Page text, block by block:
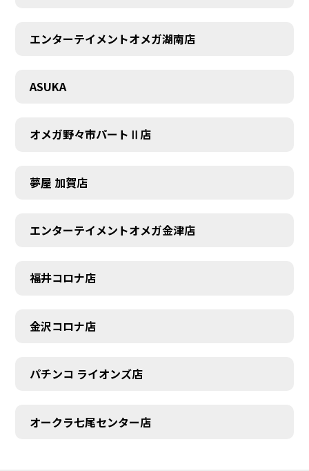
エンターテイメントオメガ湖南店
ASUKA
オメガ野々市パートⅡ店
夢屋 加賀店
エンターテイメントオメガ金津店
福井コロナ店
金沢コロナ店
パチンコ ライオンズ店
オークラ七尾センター店